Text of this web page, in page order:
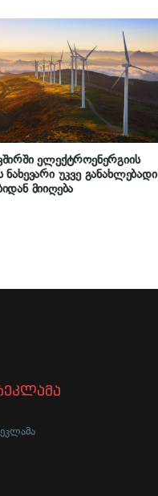
ელექტროენერგიის
ნახევარი უკვე განახლებადი
მიიღება